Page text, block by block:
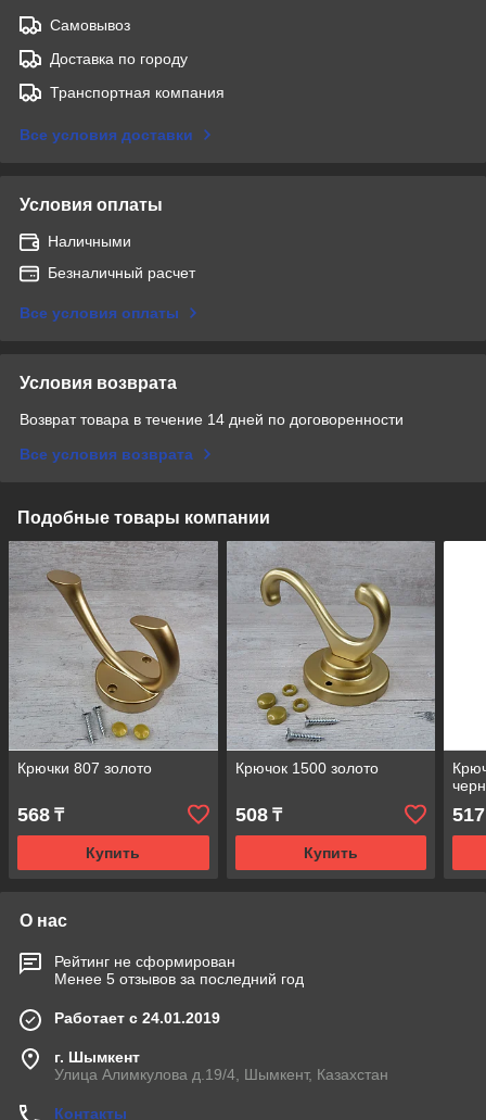
Самовывоз
Доставка по городу
Транспортная компания
Все условия доставки
Условия оплаты
Наличными
Безналичный расчет
Все условия оплаты
Условия возврата
Возврат товара в течение 14 дней по договоренности
Все условия возврата
Подобные товары компании
Крючки 807 золото
568 ₸
Купить
Крючок 1500 золото
508₸
Купить
517
О нас
Рейтинг не сформирован
Менее 5 отзывов за последний год
Работает с 24.01.2019
г. Шымкент
Улица Алимкулова д.19/4, Шымкент, Казахстан
Контакты